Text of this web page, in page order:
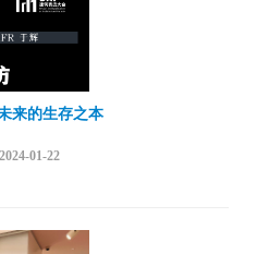
来的生存之本
2024-01-22